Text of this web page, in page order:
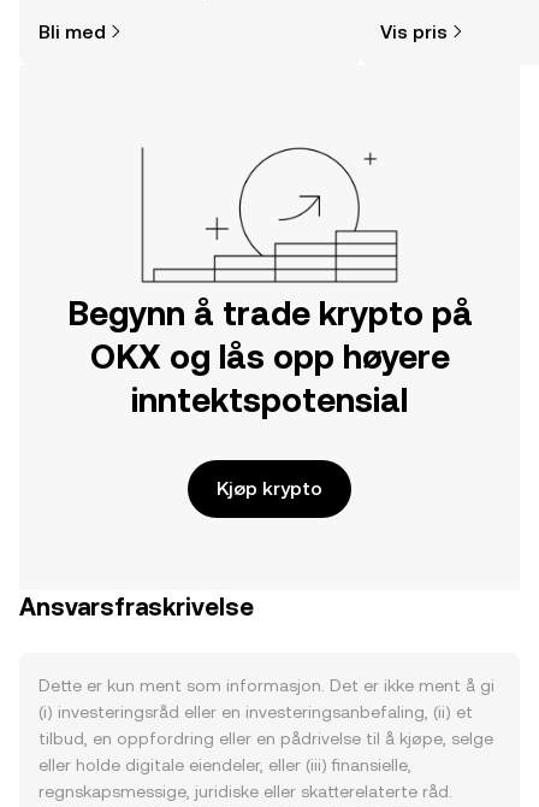
Kom i gang med reisen din på OKX-
Bli med Vis pris
Begynn å trade krypto på
OKX og lås opp høyere
inntektspotensial
Kjøp krypto
Ansvarsfraskrivelse
Dette er kun ment som informasjon. Det er ikke ment å gi
(i) investeringsråd eller en investeringsanbefaling, (ii) et
tilbud, en oppfordring eller en pådrivelse til å kjøpe, selge
eller holde digitale eiendeler, eller (iii) finansielle,
regnskapsmessige, juridiske eller skatterelaterte råd.